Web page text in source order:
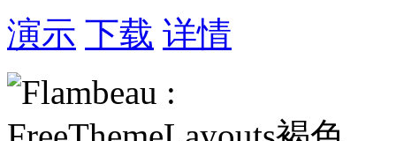
演示 下载 详情